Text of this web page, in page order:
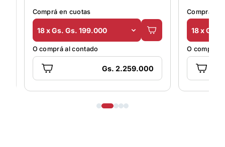
Comprá en cuotas
18 x Gs. Gs. 199.000
O comprá al contado
Gs. 2.259.000
Comprá en
18 x Gs.
O comprá